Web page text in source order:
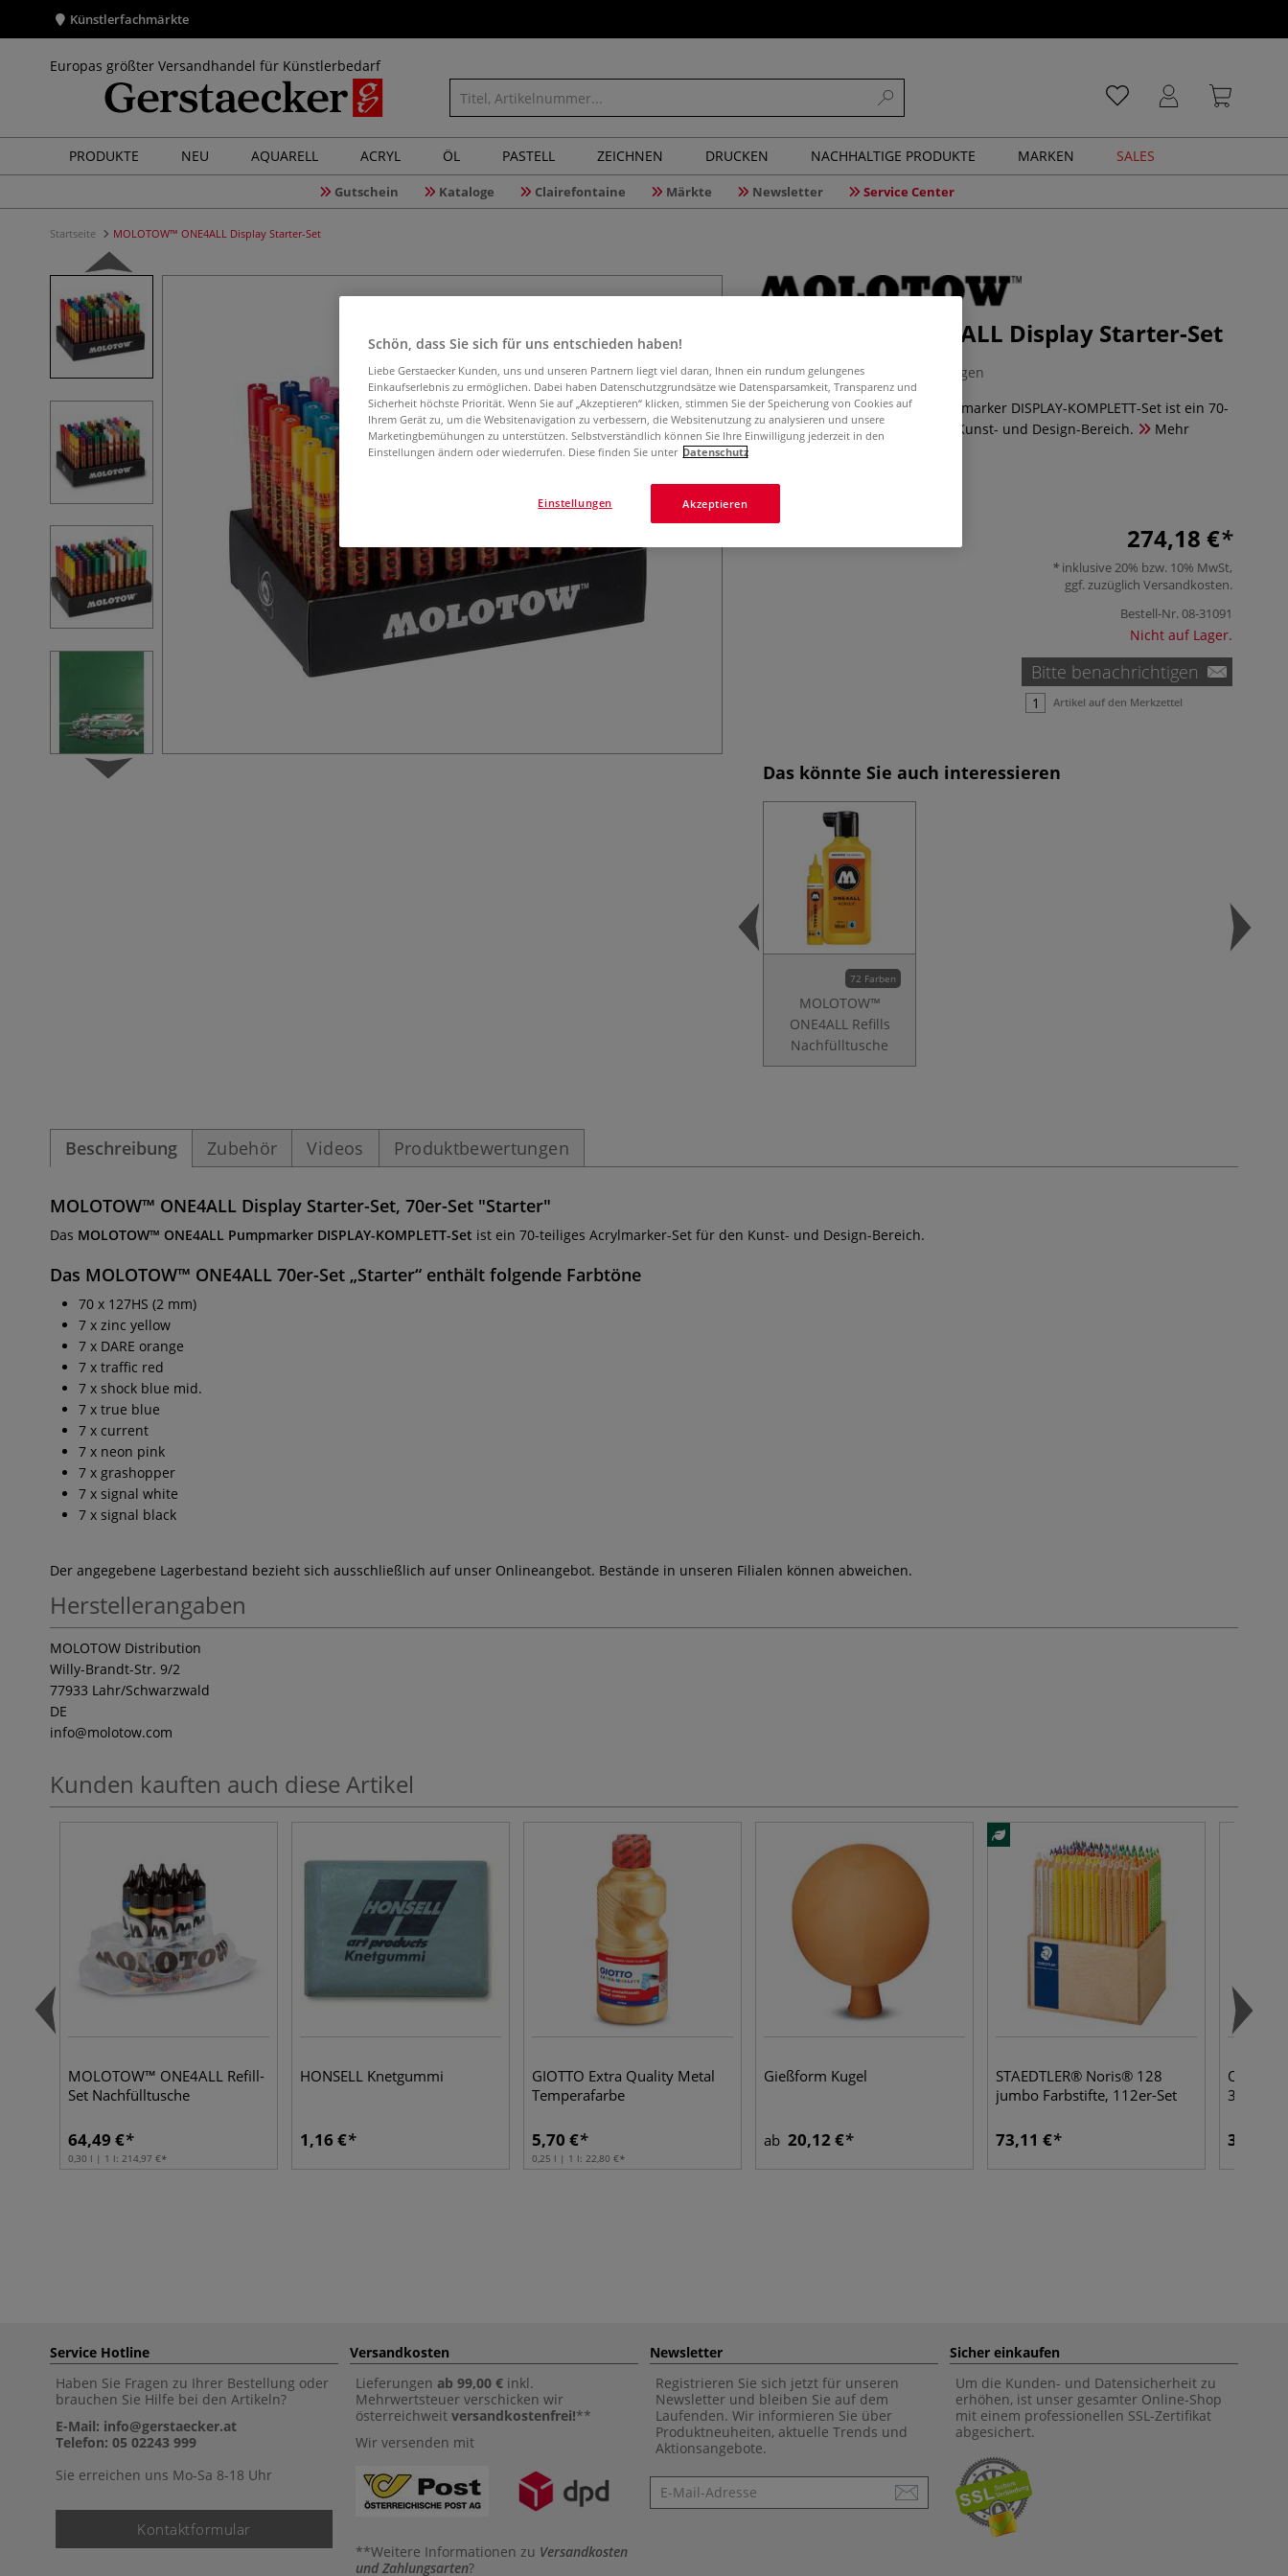
Künstlerfachmärkte
Europas größter Versandhandel für Künstlerbedarf
PRODUKTE NEU AQUARELL ACRYL ÖL PASTELL ZEICHNEN DRUCKEN NACHHALTIGE PRODUKTE MARKEN SALES
Gutschein Kataloge Clairefontaine Märkte Newsletter Service Center
Startseite MOLOTOW™ ONE4ALL Display Starter-Set
MOLOTOW™ ONE4ALL Display Starter-Set
0 Bewertungen
Das MOLOTOW™ ONE4ALL Pumpmarker DISPLAY-KOMPLETT-Set ist ein 70-
teiliges Acrylmarker-Set für den Kunst- und Design-Bereich.
Mehr
274,18 €
inklusive 20% bzw. 10% MwSt,
ggf. zuzüglich Versandkosten.
Bestell-Nr.08-31091
Nicht auf Lager.
Bitte benachrichtigen
Artikel auf den Merkzettel
Das könnte Sie auch interessieren
72 Farben
MOLOTOW™
ONE4ALL Refills
Nachfülltusche
Beschreibung Zubehör Videos Produktbewertungen
MOLOTOW™ ONE4ALL Display Starter-Set, 70er-Set "Starter"
Das MOLOTOW™ ONE4ALL Pumpmarker DISPLAY-KOMPLETT-Set ist ein 70-teiliges Acrylmarker-Set für den Kunst- und Design-Bereich.
Das MOLOTOW™ ONE4ALL 70er-Set „Starter“ enthält folgende Farbtöne
70 x 127HS (2 mm)
7 x zinc yellow
7 x DARE orange
7 x traffic red
7 x shock blue mid.
7 x true blue
7 x current
7 x neon pink
7 x grashopper
7 x signal white
7 x signal black
Der angegebene Lagerbestand bezieht sich ausschließlich auf unser Onlineangebot. Bestände in unseren Filialen können abweichen.
Herstellerangaben
MOLOTOW Distribution
Willy-Brandt-Str. 9/2
77933 Lahr/Schwarzwald
DE
info@molotow.com
Kunden kauften auch diese Artikel
MOLOTOW™ ONE4ALL Refill-
Set Nachfülltusche
64,49 €
0,30 l | 1 l: 214,97 €
HONSELL Knetgummi
1,16 €
GIOTTO Extra Quality Metal
Temperafarbe
5,70 €
0,25 l | 1 l: 22,80 €
Gießform Kugel
ab 20,12 €
STAEDTLER® Noris® 128
jumbo Farbstifte, 112er-Set
73,11 €
O'color
36er-Set
30,66 €
Service Hotline
Haben Sie Fragen zu Ihrer Bestellung oder
brauchen Sie Hilfe bei den Artikeln?
E-Mail: info@gerstaecker.at
Telefon: 05 02243 999
Sie erreichen uns Mo-Sa 8-18 Uhr
Kontaktformular
Versandkosten
Lieferungen ab 99,00 € inkl.
Mehrwertsteuer verschicken wir
österreichweit versandkostenfrei!**
Wir versenden mit
**Weitere Informationen zu Versandkosten
und Zahlungsarten?
Newsletter
Registrieren Sie sich jetzt für unseren
Newsletter und bleiben Sie auf dem
Laufenden. Wir informieren Sie über
Produktneuheiten, aktuelle Trends und
Aktionsangebote.
Newsletter
Sicher einkaufen
Um die Kunden- und Datensicherheit zu
erhöhen, ist unser gesamter Online-Shop
mit einem professionellen SSL-Zertifikat
abgesichert.
Schön, dass Sie sich für uns entschieden haben!
Liebe Gerstaecker Kunden, uns und unseren Partnern liegt viel daran, Ihnen ein rundum gelungenes
Einkaufserlebnis zu ermöglichen. Dabei haben Datenschutzgrundsätze wie Datensparsamkeit, Transparenz und
Sicherheit höchste Priorität. Wenn Sie auf „Akzeptieren“ klicken, stimmen Sie der Speicherung von Cookies auf
Ihrem Gerät zu, um die Websitenavigation zu verbessern, die Websitenutzung zu analysieren und unsere
Marketingbemühungen zu unterstützen. Selbstverständlich können Sie Ihre Einwilligung jederzeit in den
Einstellungen ändern oder wiederrufen. Diese finden Sie unter Datenschutz
Akzeptieren
Einstellungen